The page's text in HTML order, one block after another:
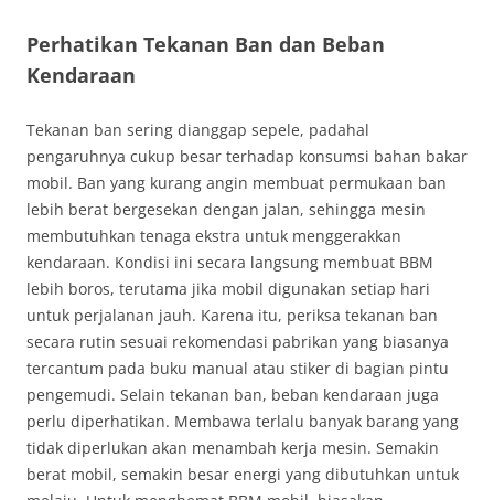
Perhatikan Tekanan Ban dan Beban
Kendaraan
Tekanan ban sering dianggap sepele, padahal
pengaruhnya cukup besar terhadap konsumsi bahan bakar
mobil. Ban yang kurang angin membuat permukaan ban
lebih berat bergesekan dengan jalan, sehingga mesin
membutuhkan tenaga ekstra untuk menggerakkan
kendaraan. Kondisi ini secara langsung membuat BBM
lebih boros, terutama jika mobil digunakan setiap hari
untuk perjalanan jauh. Karena itu, periksa tekanan ban
secara rutin sesuai rekomendasi pabrikan yang biasanya
tercantum pada buku manual atau stiker di bagian pintu
pengemudi. Selain tekanan ban, beban kendaraan juga
perlu diperhatikan. Membawa terlalu banyak barang yang
tidak diperlukan akan menambah kerja mesin. Semakin
berat mobil, semakin besar energi yang dibutuhkan untuk